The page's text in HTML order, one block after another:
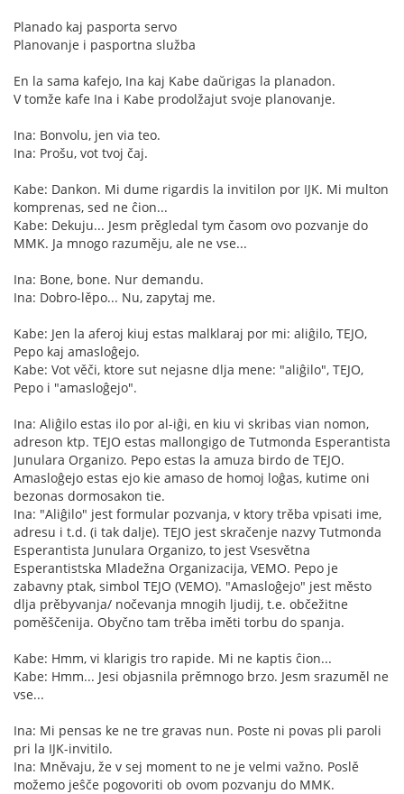
Planado kaj pasporta servo
Planovanje i pasportna služba
En la sama kafejo, Ina kaj Kabe daŭrigas la planadon.
V tomže kafe Ina i Kabe prodolžajut svoje planovanje.
Ina: Bonvolu, jen via teo.
Ina: Prošu, vot tvoj čaj.
Kabe: Dankon. Mi dume rigardis la invitilon por IJK. Mi multon
komprenas, sed ne ĉion...
Kabe: Dekuju... Jesm prěgledal tym časom ovo pozvanje do
MMK. Ja mnogo razuměju, ale ne vse...
Ina: Bone, bone. Nur demandu.
Ina: Dobro-lěpo... Nu, zapytaj me.
Kabe: Jen la aferoj kiuj estas malklaraj por mi: aliĝilo, TEJO,
Pepo kaj amasloĝejo.
Kabe: Vot věči, ktore sut nejasne dlja mene: "aliĝilo", TEJO,
Pepo i "amasloĝejo".
Ina: Aliĝilo estas ilo por al-iĝi, en kiu vi skribas vian nomon,
adreson ktp. TEJO estas mallongigo de Tutmonda Esperantista
Junulara Organizo. Pepo estas la amuza birdo de TEJO.
Amasloĝejo estas ejo kie amaso de homoj loĝas, kutime oni
bezonas dormosakon tie.
Ina: "Aliĝilo" jest formular pozvanja, v ktory trěba vpisati ime,
adresu i t.d. (i tak dalje). TEJO jest skračenje nazvy Tutmonda
Esperantista Junulara Organizo, to jest Vsesvětna
Esperantistska Mladežna Organizacija, VEMO. Pepo je
zabavny ptak, simbol TEJO (VEMO). "Amasloĝejo" jest město
dlja prěbyvanja/ nočevanja mnogih ljudij, t.e. občežitne
poměščenija. Obyčno tam trěba iměti torbu do spanja.
Kabe: Hmm, vi klarigis tro rapide. Mi ne kaptis ĉion...
Kabe: Hmm... Jesi objasnila prěmnogo brzo. Jesm srazuměl ne
vse...
Ina: Mi pensas ke ne tre gravas nun. Poste ni povas pli paroli
pri la IJK-invitilo.
Ina: Mněvaju, že v sej moment to ne je velmi važno. Poslě
možemo jeŝče pogovoriti ob ovom pozvanju do MMK.